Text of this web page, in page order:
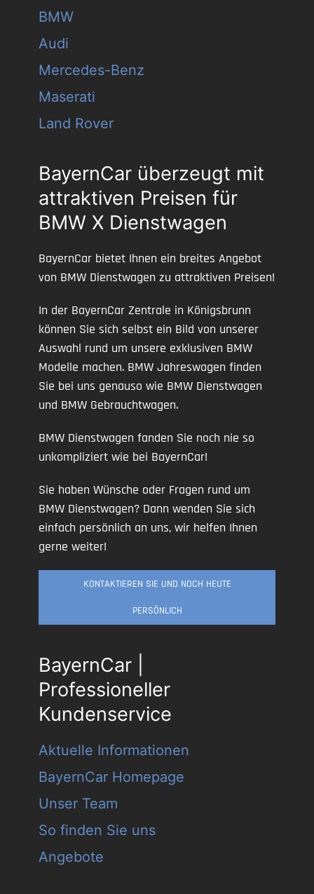
BMW
Audi
Mercedes-Benz
Maserati
Land Rover
BayernCar überzeugt mit
attraktiven Preisen für
BMW X Dienstwagen
BayernCar bietet Ihnen ein breites Angebot
von BMW Dienstwagen zu attraktiven Preisen!
In der BayernCar Zentrale in Königsbrunn
können Sie sich selbst ein Bild von unserer
Auswahl rund um unsere exklusiven BMW
Modelle machen. BMW Jahreswagen finden
Sie bei uns genauso wie BMW Dienstwagen
und BMW Gebrauchtwagen.
BMW Dienstwagen fanden Sie noch nie so
unkompliziert wie bei BayernCar!
Sie haben Wünsche oder Fragen rund um
BMW Dienstwagen? Dann wenden Sie sich
einfach persönlich an uns, wir helfen Ihnen
gerne weiter!
KONTAKTIEREN SIE UND NOCH HEUTE
PERSÖNLICH
BayernCar |
Professioneller
Kundenservice
Aktuelle Informationen
BayernCar Homepage
Unser Team
So finden Sie uns
Angebote